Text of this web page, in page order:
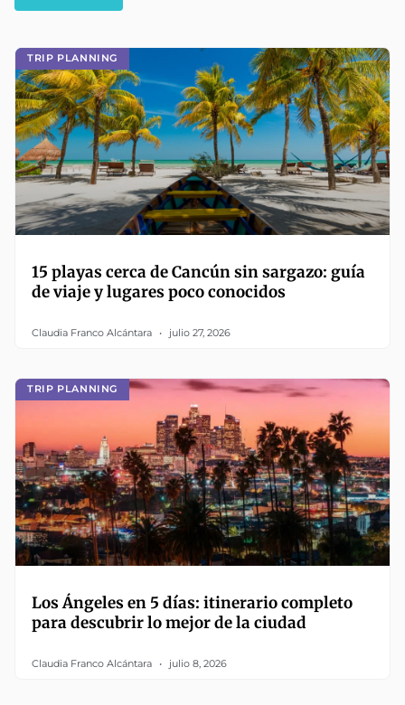
TRIP PLANNING
15 playas cerca de Cancún sin sargazo: guía
de viaje y lugares poco conocidos
Claudia Franco Alcántara julio 27, 2026
TRIP PLANNING
Los Ángeles en 5 días: itinerario completo
para descubrir lo mejor de la ciudad
Claudia Franco Alcántara julio 8, 2026